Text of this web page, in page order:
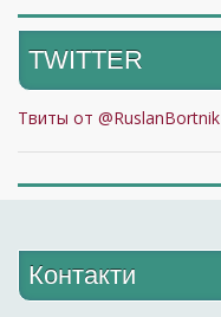
TWITTER
Твиты от @RuslanBortnik
Контакти